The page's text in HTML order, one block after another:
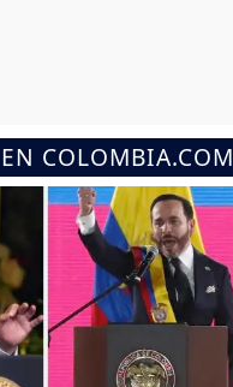
COLOMBIA.COM